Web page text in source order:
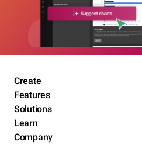
Create
Features
Solutions
Learn
Company